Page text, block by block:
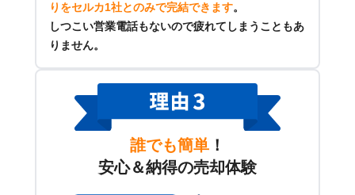
りをセルカ1社とのみで完結できます。
しつこい営業電話もないので疲れてしまうこともあ
りません。
誰でも簡単 ！
安心＆納得の売却体験